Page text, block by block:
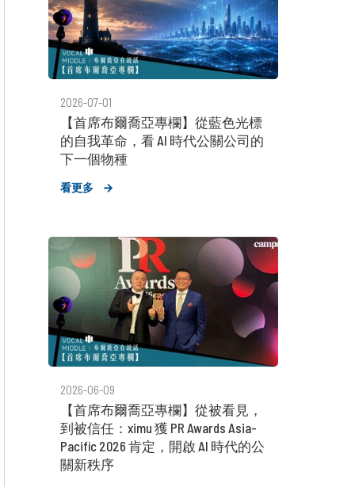
2026-07-01
【首席布爾喬亞專欄】從藍色光標
的自我革命，看 AI 時代公關公司的
下一個物種
看更多
2026-06-09
【首席布爾喬亞專欄】從被看見，
到被信任：ximu 獲 PR Awards Asia-
Pacific 2026 肯定，開啟 AI 時代的公
關新秩序